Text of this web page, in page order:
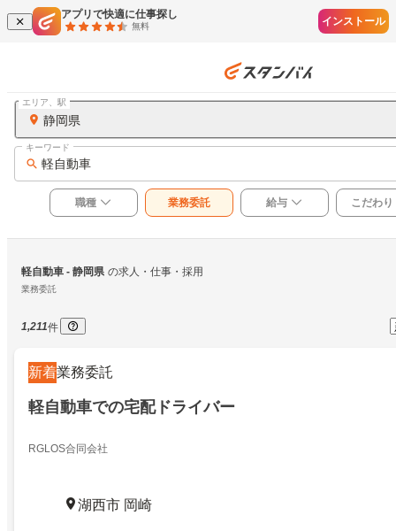
アプリで快適に仕事探し
無料 インストール
静岡県
エリア、駅
軽自動車
キーワード
職種 業務委託 給与 こだわり
軽自動車 - 静岡県 の求人・仕事・採用
業務委託
1,211件
新着業務委託
軽自動車での宅配ドライバー
RGLOS合同会社
湖西市 岡崎